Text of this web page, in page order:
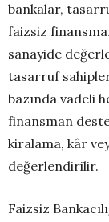
bankalar,
faizsiz
sanayide
tasarruf
bazında vadeli
finansman
kiralama, kâr
değerlendirilir.
Faizsiz